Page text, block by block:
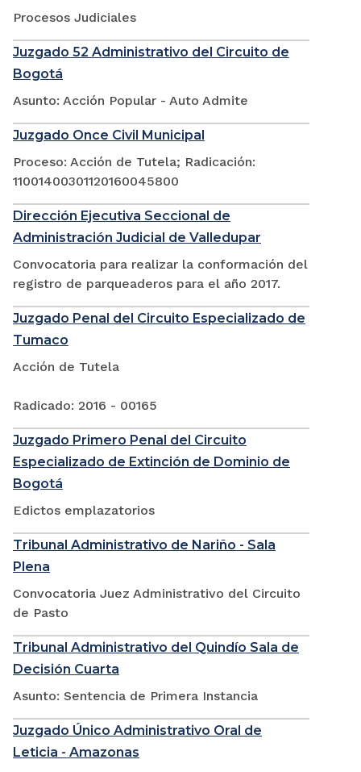
Procesos Judiciales
Juzgado 52 Administrativo del Circuito de
Bogotá
Asunto: Acción Popular - Auto Admite
Juzgado Once Civil Municipal
Proceso: Acción de Tutela; Radicación:
11001400301120160045800
Dirección Ejecutiva Seccional de
Administración Judicial de Valledupar
Convocatoria para realizar la conformación del
registro de parqueaderos para el año 2017.
Juzgado Penal del Circuito Especializado de
Tumaco
Acción de Tutela
Radicado: 2016 - 00165
Juzgado Primero Penal del Circuito
Especializado de Extinción de Dominio de
Bogotá
Edictos emplazatorios
Tribunal Administrativo de Nariño - Sala
Plena
Convocatoria Juez Administrativo del Circuito
de Pasto
Tribunal Administrativo del Quindío Sala de
Decisión Cuarta
Asunto: Sentencia de Primera Instancia
Juzgado Único Administrativo Oral de
Leticia - Amazonas